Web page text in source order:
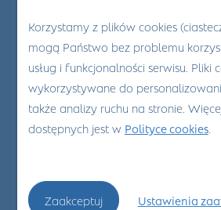
26Lip 2021
0
Szczepienia
Korzystamy z plików cookies
mogą Państwo bez problemu
usług i funkcjonalności serwisu. Pliki
wykorzystywane do
także analizy ruchu na stronie.
dostępnych jest w Polityce cookies.
Zaakceptuj Ustawienia